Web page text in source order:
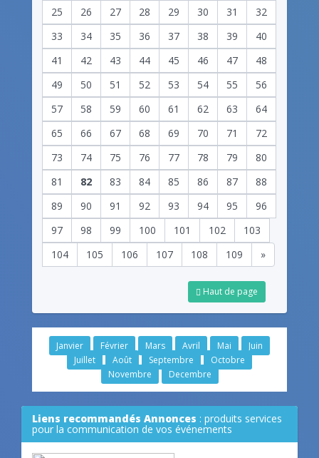
25
26 27 28 29 30 31
32
33
34 35 36 37 38 39
40
41
42 43 44 45 46 47
48
49
50 51 52 53 54 55
56
57
58 59 60 61 62 63
64
65
66 67 68 69 70 71
72
73
74 75 76 77 78 79
80
81
82 83 84 85 86 87
88
89
90 91 92 93 94 95
96
97
98 99 100 101 102
103
104
105 106 107 108 109 »
Haut de page
Janvier Février Mars Avril Mai
Juin
Juillet
Août Septembre
Octobre
Novembre
Decembre
Liens recommandés Annonces : produits services
pour la communication de vos événements